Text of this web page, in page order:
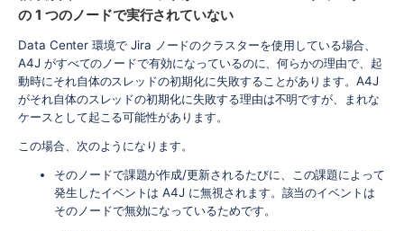
の 1 つのノードで実行されていない
Data Center 環境で Jira ノードのクラスターを使用している場合、
A4J がすべてのノードで有効になっているのに、何らかの理由で、起
動時にそれ自体のスレッドの初期化に失敗することがあります。A4J
がそれ自体のスレッドの初期化に失敗する理由は不明ですが、まれな
ケースとして起こる可能性があります。
この場合、次のようになります。
そのノードで課題が作成/更新されるたびに、この課題によって
発生したイベントは A4J に無視されます。該当のイベントは
そのノードで無効になっているためです。